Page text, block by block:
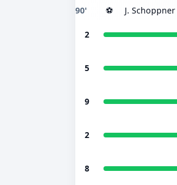
90' ⚽ J. Schoppner
2
5
9
2
8